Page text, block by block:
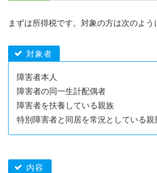
まずは所得税です。対象の方は次のよう
対象者
障害者本人
障害者の同一生計配偶者
障害者を扶養している親族
特別障害者と同居を常況としている親
内容